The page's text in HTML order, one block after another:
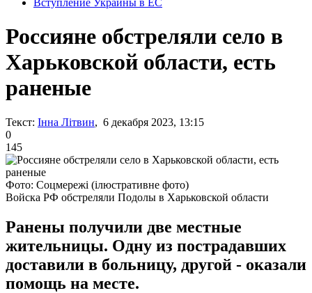
Вступление Украины в ЕС
Россияне обстреляли село в
Харьковской области, есть
раненые
Текст: Інна Літвин, 6 декабря 2023, 13:15
0
145
Фото: Соцмережі (ілюстративне фото)
Войска РФ обстреляли Подолы в Харьковской области
Ранены получили две местные
жительницы. Одну из пострадавших
доставили в больницу, другой - оказали
помощь на месте.